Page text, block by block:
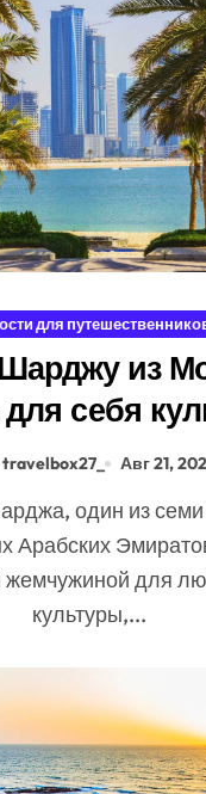
для
из
себя
сердце ОАЭ
travelbox27_ Авг 21,
Арабских
жемчужиной для
культуры,...